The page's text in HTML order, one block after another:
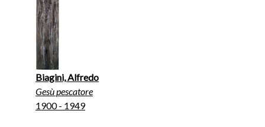
Biagini, Alfredo
Gesù pescatore
1900 - 1949